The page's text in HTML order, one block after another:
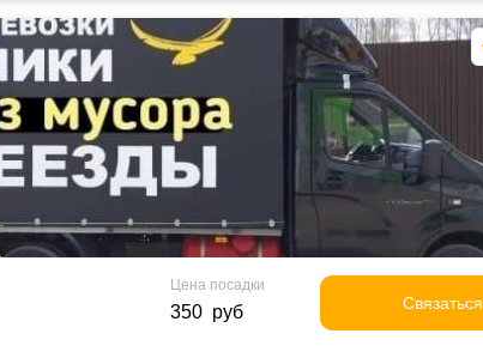
Цена посадки
350 руб Связаться